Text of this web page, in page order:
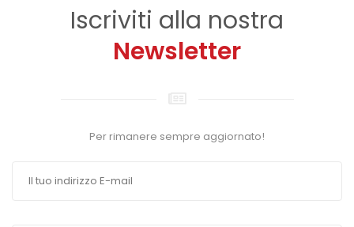
Iscriviti alla nostra
Newsletter
Per rimanere sempre aggiornato!